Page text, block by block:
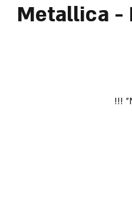
Metallica -